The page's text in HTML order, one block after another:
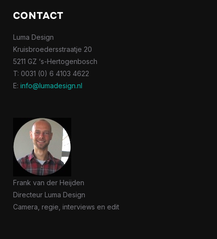
CONTACT
Luma Design
Kruisbroedersstraatje 20
5211 GZ ‘s-Hertogenbosch
T: 0031 (0) 6 4103 4622
E: info@lumadesign.nl
Frank van der Heijden
Directeur Luma Design
Camera, regie, interviews en edit